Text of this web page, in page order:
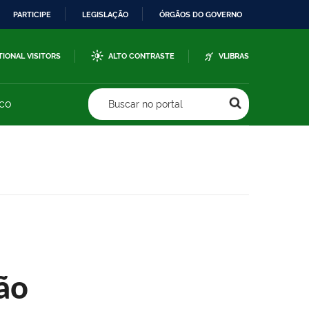
PARTICIPE LEGISLAÇÃO ÓRGÃOS DO GOVERNO
VISITORS ALTO CONTRASTE VLIBRAS
Buscar no portal